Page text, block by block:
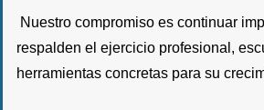
Nuestro compromiso es continuar
respalden el ejercicio profesional,
herramientas concretas para su